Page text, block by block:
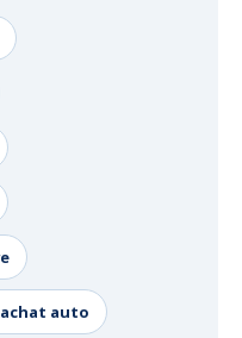
auto